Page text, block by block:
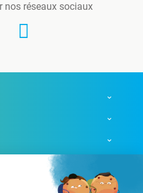
nos réseaux sociaux